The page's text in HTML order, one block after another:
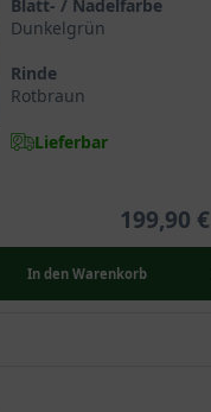
Blatt- / Nadelfarbe
Dunkelgrün
Rinde
Rotbraun
Lieferbar
199,90 €
In den Warenkorb